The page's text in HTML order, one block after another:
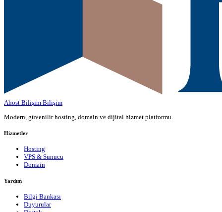
Ahost Bilişim Bilişim
Modern, güvenilir hosting, domain ve dijital hizmet platformu.
Hizmetler
Hosting
VPS & Sunucu
Domain
Yardım
Bilgi Bankası
Duyurular